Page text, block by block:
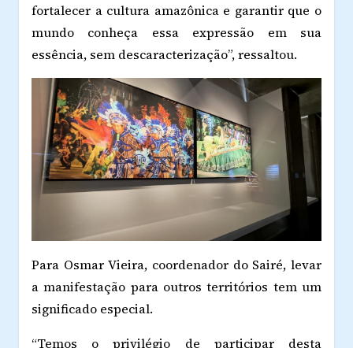
fortalecer a cultura amazônica e garantir que o
mundo conheça essa expressão em sua
essência, sem descaracterização”, ressaltou.
Para Osmar Vieira, coordenador do Sairé, levar
a manifestação para outros territórios tem um
significado especial.
“Temos o privilégio de participar desta